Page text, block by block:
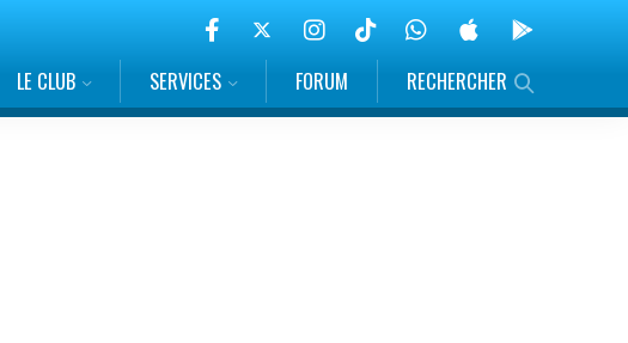
LE CLUB SERVICES FORUM RECHERCHER